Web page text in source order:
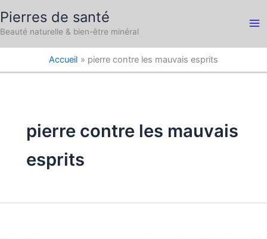
au
contenu
Pierres de santé
Beauté naturelle & bien-être minéral
Accueil pierre contre les mauvais esprits
pierre contre les mauvais
esprits